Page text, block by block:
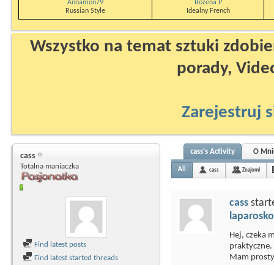
Annamon79
Russian Style
Bożena P
Idealny French
Wszystko na temat sztuki
porady,
Zarejestruj
cass
Totalna maniaczka
Find latest posts
Find latest started threads
cass's Activity O
All cass Znajomi
cass
Hej, czeka
praktyczne.
Mam